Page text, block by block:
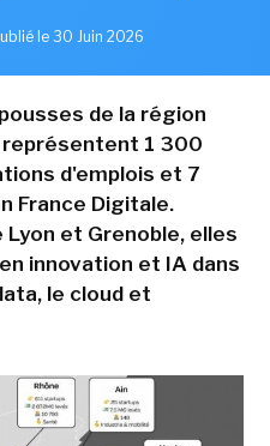
le 30 Juin 2026
de la région
1 300
d'emplois et 7
France Digitale.
et Grenoble, elles
innovation et IA dans
le cloud et